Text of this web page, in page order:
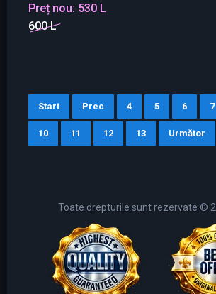
Preț nou: 530 L
600 L
Start Prec 4 5 6 7
10 11 12 13 Următor
Toate drepturile sunt rezervate ©